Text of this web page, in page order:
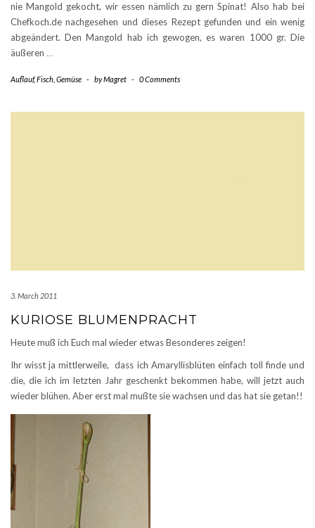
nie Mangold gekocht, wir essen nämlich zu gern Spinat! Also hab bei
Chefkoch.de nachgesehen und dieses Rezept gefunden und ein wenig
abgeändert. Den Mangold hab ich gewogen, es waren 1000 gr. Die
äußeren …
Auflauf,Fisch Gemüse - byMagret - 0 Comments
3. March 2011
KURIOSE BLUMENPRACHT
Heute muß ich Euch mal wieder etwas Besonderes zeigen!
Ihr wisst ja mittlerweile, dass ich Amaryllisblüten einfach toll finde und
die, die ich im letzten Jahr geschenkt bekommen habe, will jetzt auch
wieder blühen. Aber erst mal mußte sie wachsen und das hat sie getan!!